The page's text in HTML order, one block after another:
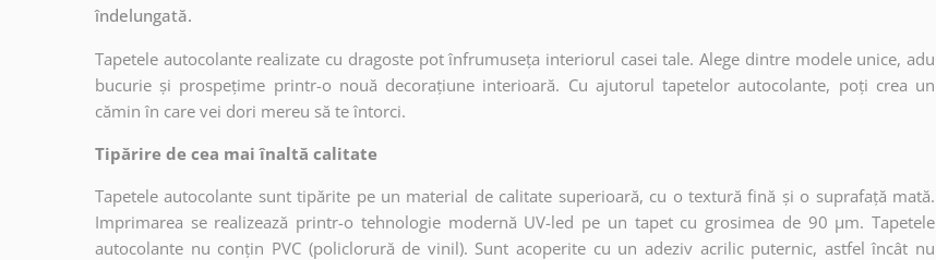
îndelungată.
Tapetele autocolante realizate cu dragoste pot înfrumuseța interiorul casei tale. Alege dintre modele unice, adu
bucurie și prospețime printr-o nouă decorațiune interioară. Cu ajutorul tapetelor autocolante, poți crea un
cămin în care vei dori mereu să te întorci.
Tipărire de cea mai înaltă calitate
Tapetele autocolante sunt tipărite pe un material de calitate superioară, cu o textură fină și o suprafață mată.
Imprimarea se realizează printr-o tehnologie modernă UV-led pe un tapet cu grosimea de 90 µm. Tapetele
autocolante nu conțin PVC (policlorură de vinil). Sunt acoperite cu un adeziv acrilic puternic, astfel încât nu